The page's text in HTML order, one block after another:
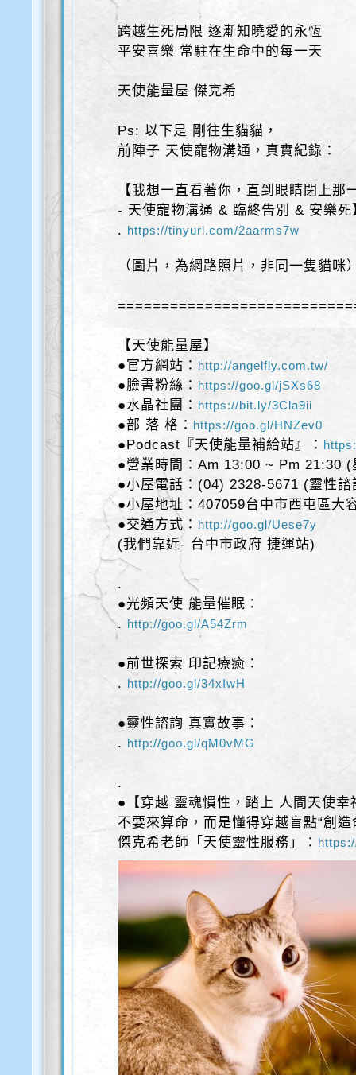
跨越生死局限 逐漸知曉愛的永恆
平安喜樂 常駐在生命中的每一天
天使能量屋 傑克希
Ps: 以下是 剛往生貓貓，
前陣子 天使寵物溝通，真實紀錄：
【我想一直看著你，直到眼睛閉上那
- 天使寵物溝通 & 臨終告別 & 安樂死
. https://tinyurl.com/2aarms7w
（圖片，為網路照片，非同一隻貓咪
【天使能量屋】
●官方網站： http://angelfly.com.tw/
●臉書粉絲： https://goo.gl/jSXs68
●水晶社團： https://bit.ly/3Cla9ii
●部 落 格： https://goo.gl/HNZev0
●Podcast『天使能量補給站』：
●營業時間：Am 13:00 ~ Pm 21:30 (
●小屋電話：(04) 2328-5671 (靈性
●小屋地址：407059台中市西屯區大
●交通方式： http://goo.gl/Uese7y
(我們靠近- 台中市政府 捷運站)
.
●光頻天使 能量催眠：
. http://goo.gl/A54Zrm
●前世探索 印記療癒：
. http://goo.gl/34xIwH
●靈性諮詢 真實故事：
. http://goo.gl/qM0vMG
.
●【穿越 靈魂慣性，踏上 人間天使幸
不要來算命，而是懂得穿越盲點“創造
傑克希老師「天使靈性服務」：